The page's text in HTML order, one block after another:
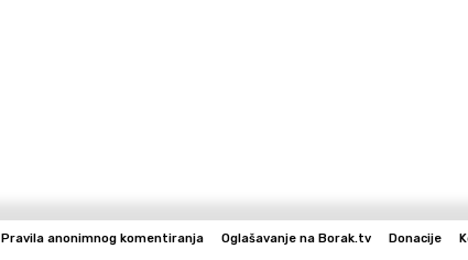
Pravila anonimnog komentiranja Oglašavanje na Borak.tv Donacije